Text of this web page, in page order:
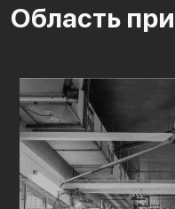
Область